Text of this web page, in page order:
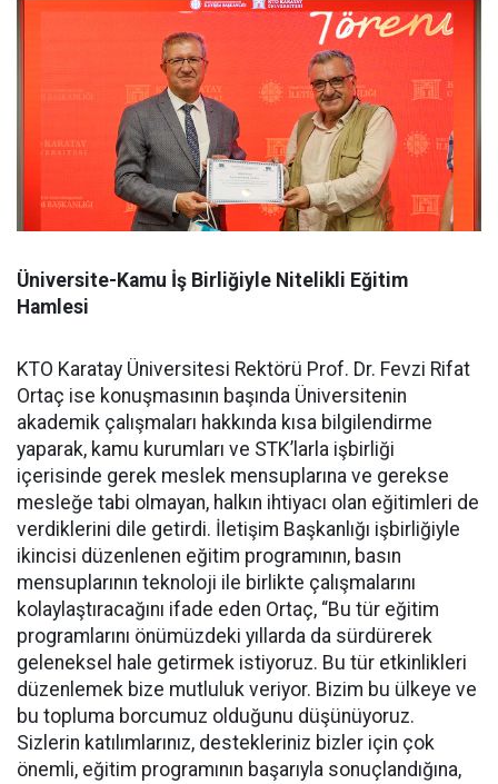
Üniversite-Kamu İş Birliğiyle Nitelikli Eğitim
Hamlesi
KTO Karatay Üniversitesi Rektörü Prof. Dr. Fevzi Rifat
Ortaç ise konuşmasının başında Üniversitenin
akademik çalışmaları hakkında kısa bilgilendirme
yaparak, kamu kurumları ve STK’larla işbirliği
içerisinde gerek meslek mensuplarına ve gerekse
mesleğe tabi olmayan, halkın ihtiyacı olan eğitimleri de
verdiklerini dile getirdi. İletişim Başkanlığı işbirliğiyle
ikincisi düzenlenen eğitim programının, basın
mensuplarının teknoloji ile birlikte çalışmalarını
kolaylaştıracağını ifade eden Ortaç, “Bu tür eğitim
programlarını önümüzdeki yıllarda da sürdürerek
geleneksel hale getirmek istiyoruz. Bu tür etkinlikleri
düzenlemek bize mutluluk veriyor. Bizim bu ülkeye ve
bu topluma borcumuz olduğunu düşünüyoruz.
Sizlerin katılımlarınız, destekleriniz bizler için çok
önemli, eğitim programının başarıyla sonuçlandığına,